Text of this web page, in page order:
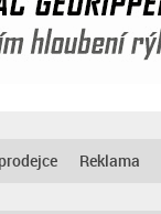
Reklama